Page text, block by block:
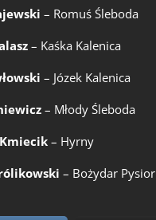
– Romuś Śleboda
– Kaśka Kalenica
– Józek Kalenica
– Młody Śleboda
– Hyrny
– Bożydar Pysior